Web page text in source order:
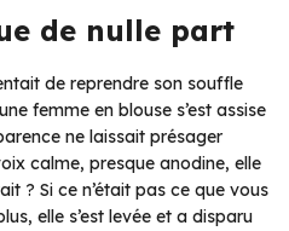
de nulle part
de reprendre son souffle
femme en blouse s’est assise
ne laissait présager
calme, presque anodine, elle
? Si ce n’était pas ce que vous
elle s’est levée et a disparu